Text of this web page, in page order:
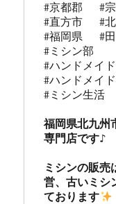
#京都郡   #
#直方市   #
#福岡県   #田
#ミシン部
#ハンドメイ
#ハンドメイド
#ミシン生活
福岡県北九州
専門店です♪
ミシンの販売
営、古いミシ
ております